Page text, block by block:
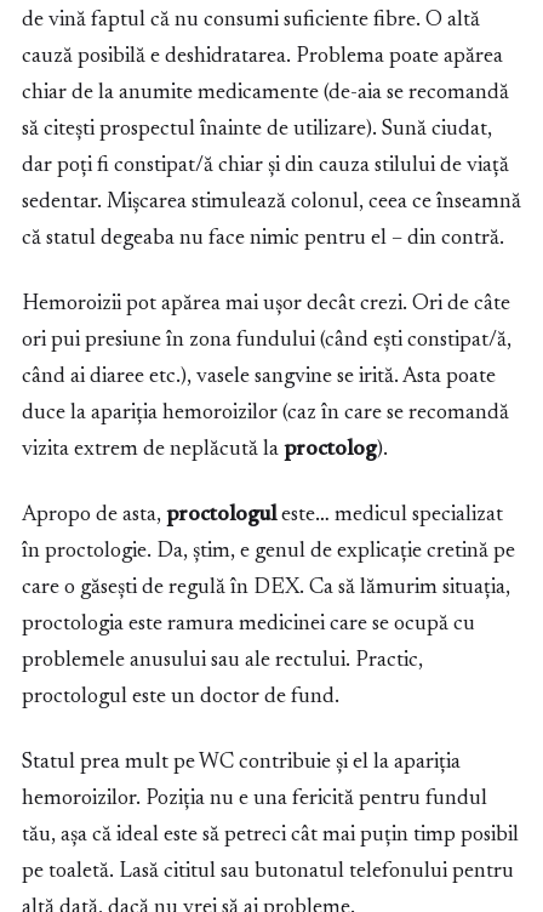
de vină faptul că nu consumi suficiente fibre. O altă
cauză posibilă e deshidratarea. Problema poate apărea
chiar de la anumite medicamente (de-aia se recomandă
să citești prospectul înainte de utilizare). Sună ciudat,
dar poți fi constipat/ă chiar și din cauza stilului de viață
sedentar. Mișcarea stimulează colonul, ceea ce înseamnă
că statul degeaba nu face nimic pentru el – din contră.
Hemoroizii pot apărea mai ușor decât crezi. Ori de câte
ori pui presiune în zona fundului (când ești constipat/ă,
când ai diaree etc.), vasele sangvine se irită. Asta poate
duce la apariția hemoroizilor (caz în care se recomandă
vizita extrem de neplăcută la proctolog).
Apropo de asta, proctologuleste… medicul specializat
în proctologie. Da, știm, e genul de explicație cretină pe
care o găsești de regulă în DEX. Ca să lămurim situația,
proctologia este ramura medicinei care se ocupă cu
problemele anusului sau ale rectului. Practic,
proctologul este un doctor de fund.
Statul prea mult pe WC contribuie și el la apariția
hemoroizilor. Poziția nu e una fericită pentru fundul
tău, așa că ideal este să petreci cât mai puțin timp posibil
pe toaletă. Lasă cititul sau butonatul telefonului pentru